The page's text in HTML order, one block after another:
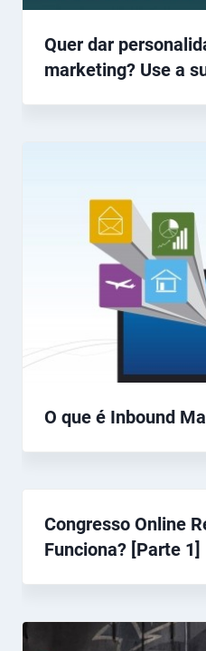
Quer dar
marketing? Use a
O que é Inbound
Congresso Online
Funciona? [Parte 1]